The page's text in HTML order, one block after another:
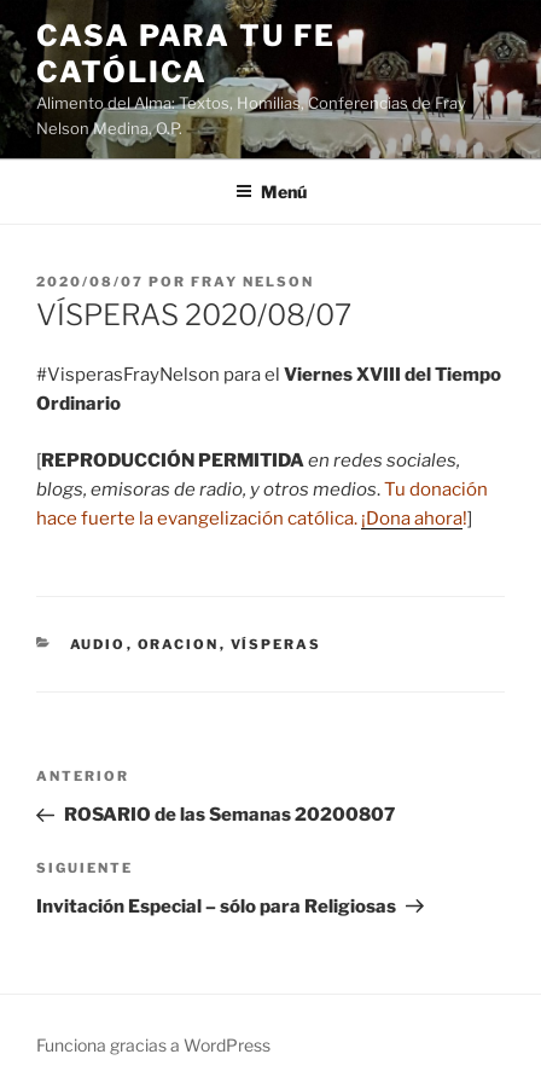
Saltar
al
contenido
CASA PARA TU FE
CATÓLICA
Alimento del Alma: Textos, Homilias, Conferencias de Fray
Nelson Medina, O.P.
Menú
PUBLICADO
EL
2020/08/07 POR FRAY NELSON
VÍSPERAS 2020/08/07
#VisperasFrayNelson para el Viernes XVIII del Tiempo
Ordinario
[REPRODUCCIÓN PERMITIDAen redes sociales,
blogs, emisoras de radio, y otros medios.Tu donación
hace fuerte la evangelización católica. ¡Dona ahora!]
CATEGORÍAS
AUDIO , ORACION , VÍSPERAS
Navegación
entradas
Entrada
anterior:
ANTERIOR
ROSARIO de las Semanas 20200807
Siguiente
entrada
SIGUIENTE
Invitación Especial – sólo para Religiosas
Funciona gracias a WordPress